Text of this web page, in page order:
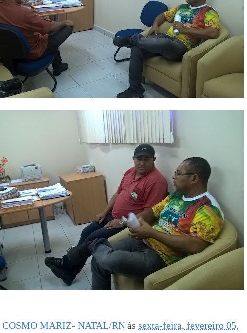
COSMO MARIZ- NATAL/RN às sexta-feira, fevereiro 05,